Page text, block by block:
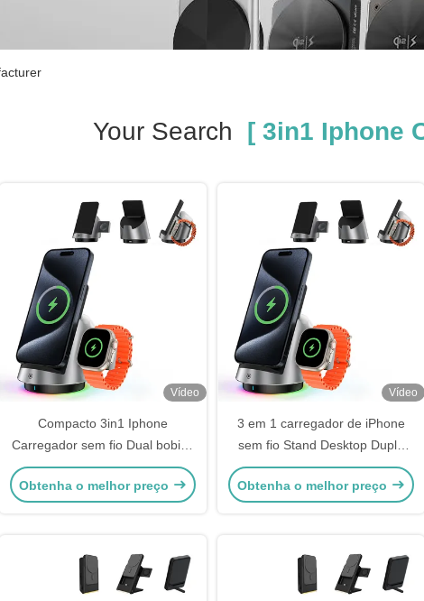
Your Search [ 3in1 Iphone
Vídeo
Compacto 3in1 Iphone
Carregador sem fio Dual bobina
Iphone Dock de Carregamento
Obtenha o melhor preço
Vídeo
3 em 1 carregador de iPhone
sem fio Stand Desktop Dupla
bobina Magsafe Car Mount
Obtenha o melhor preço